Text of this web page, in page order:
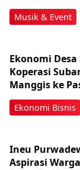
Musik & Event
Ekonomi Bisnis
Ekonomi
Koperasi
Manggis ke
Ineu
Aspirasi